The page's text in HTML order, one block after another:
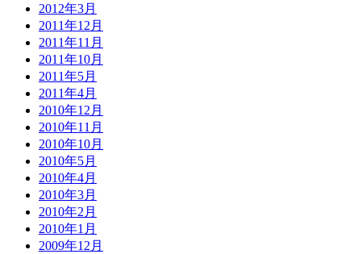
2012年3月
2011年12月
2011年11月
2011年10月
2011年5月
2011年4月
2010年12月
2010年11月
2010年10月
2010年5月
2010年4月
2010年3月
2010年2月
2010年1月
2009年12月